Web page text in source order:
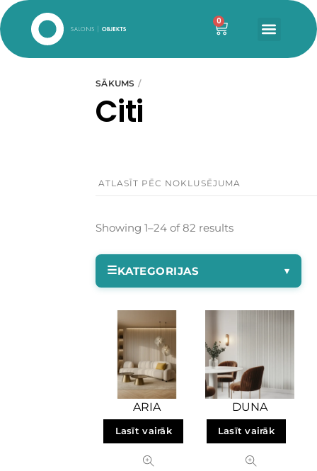
0
SĀKUMS
Citi
Interjera dekori
Grīdlīstes
Moldingi
Sienu aizsardzība SPM
Stikla bloki (15)
Terašu sistēma(23)
Showing 1–24 of 82 results
☰KATEGORIJAS ▾
ARIA
Lasīt vairāk
DUNA
Lasīt vairāk